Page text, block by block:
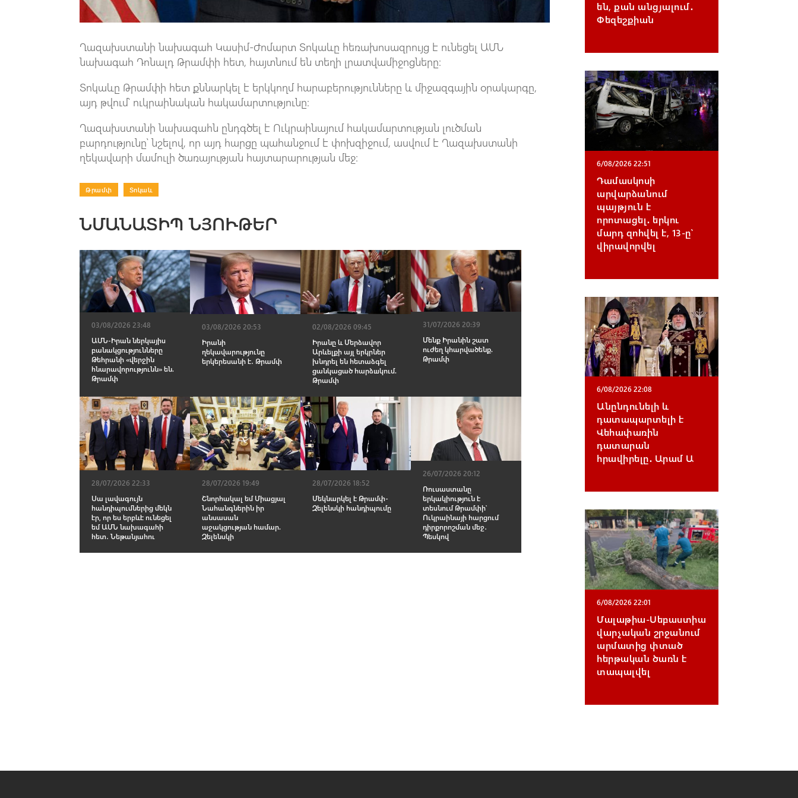
Ղազախստանի նախագահ Կասիմ-Ժոմարտ Տոկաևը հեռախոսազրույց է ունեցել ԱՄՆ
նախագահ Դոնալդ Թրամփի հետ, հայտնում են տեղի լրատվամիջոցները։
Տոկաևը Թրամփի հետ քննարկել է երկկողմ հարաբերությունները և միջազգային օրակարգը,
այդ թվում՝ ուկրաինական հակամարտությունը։
Ղազախստանի նախագահն ընդգծել է Ուկրաինայում հակամարտության լուծման
բարդությունը՝ նշելով, որ այդ հարցը պահանջում է փոխզիջում, ասվում է Ղազախստանի
ղեկավարի մամուլի ծառայության հայտարարության մեջ։
Թրամփ Տոկաև
ՆՄԱՆԱՏԻՊ ՆՅՈՒԹԵՐ
03/08/2026 23:48
ԱՄՆ-Իրան ներկայիս
բանակցությունները
Թեհրանի «վերջին
հնարավորությունն» են.
Թրամփ
03/08/2026 20:53
Իրանի
ղեկավարությունը
երկերեսանի է․ Թրամփ
02/08/2026 09:45
Իրանը և Մերձավոր
Արևելքի այլ երկրներ
խնդրել են հետաձգել
ցանկացած հարձшկում.
Թրամփ
31/07/2026 20:39
Մենք Իրանին շատ
ուժեղ կհարվածենք.
Թրամփ
28/07/2026 22:33
Սա լավագույն
հանդիպումներից մեկն
էր, որ ես երբևէ ունեցել
եմ ԱՄՆ նախագահի
հետ․ Նեթանյահու
28/07/2026 19:49
Շնորհակալ եմ Միացյալ
Նահանգներին իր
անսասան
աջակցության համար.
Զելենսկի
28/07/2026 18:52
Մեկնարկել է Թրամփ-
Զելենսկի հանդիպումը
26/07/2026 20:12
Ռուսաստանը
երկակիություն է
տեսնում Թրամփի՝
Ուկրաինայի հարցում
դիրքորոշման մեջ․
Պեսկով
են, քան անցյալում․
Փեզեշքիան
6/08/2026 22:51
Դամասկոսի
արվարձանում
պայթյուն է
որոտացել․ երկու
մարդ զոհվել է, 13-ը՝
վիրավորվել
6/08/2026 22:08
Անընդունելի և
դատապարտելի է
Վեհափառին
դատարան
հրավիրելը․ Արամ Ա
6/08/2026 22:01
Մալաթիա-Սեբաստիա
վարչական շրջանում
արմատից փտած
հերթական ծառն է
տապալվել